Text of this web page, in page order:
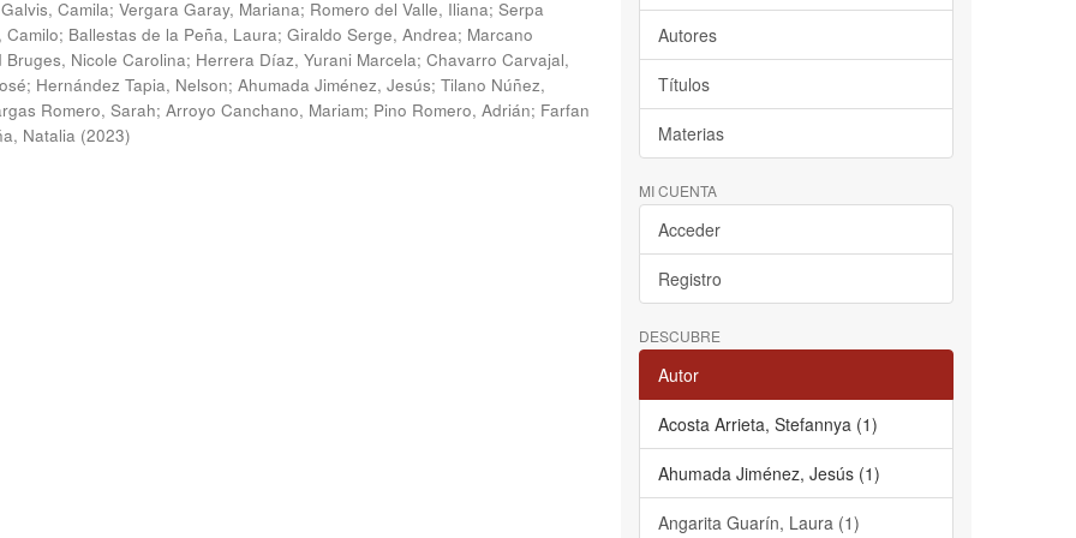
Camila; Vergara Garay, Mariana; Romero del Valle, Iliana; Serpa
Camilo; Ballestas de la Peña, Laura; Giraldo Serge, Andrea; Marcano
Bruges, Nicole Carolina; Herrera Díaz, Yurani Marcela; Chavarro Carvajal,
; Hernández Tapia, Nelson; Ahumada Jiménez, Jesús; Tilano Núñez,
Romero, Sarah; Arroyo Canchano, Mariam; Pino Romero, Adrián; Farfan
Natalia (2023)
Autores
Títulos
Materias
MI CUENTA
Acceder
Registro
DESCUBRE
Autor
Acosta Arrieta, Stefannya (1)
Ahumada Jiménez, Jesús (1)
Angarita Guarín, Laura (1)